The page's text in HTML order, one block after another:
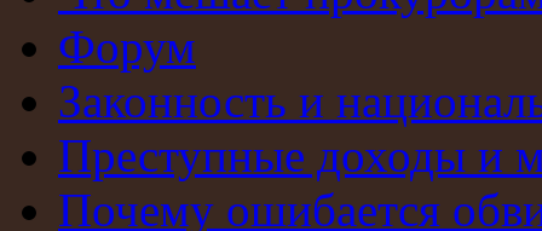
Форум
Законность и
Преступные доходы и
Почему ошибается